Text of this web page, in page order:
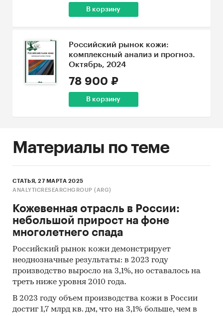
В корзину
Российский рынок кожи:
комплексный анализ и прогноз.
Октябрь, 2024
78 900 ₽
В корзину
Материалы по теме
СТАТЬЯ, 27 МАРТА 2025
ANALYTICRESEARCHGROUP (ARG)
Кожевенная отрасль в России:
небольшой прирост на фоне
многолетнего спада
Российский рынок кожи демонстрирует
неоднозначные результаты: в 2023 году
производство выросло на 3,1%, но оставалось на
треть ниже уровня 2010 года.
В 2023 году объем производства кожи в России
достиг 1,7 млрд кв. дм, что на 3,1% больше, чем в